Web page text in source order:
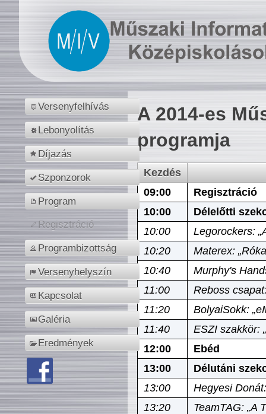
Versenyfelhívás
Lebonyolítás
Díjazás
Szponzorok
Program
Regisztráció
Programbizottság
Versenyhelyszín
Kapcsolat
Galéria
Eredmények
A 2014-es
programja
Kezdés
09:00
Regisztráció
10:00
Délelőtti
10:00
Legorockers:
10:20
Materex:
10:40
Murphy's
11:00
Reboss
11:20
BolyaiSokk:
11:40
ESZI szakkör:
12:00
Ebéd
13:00
Délutáni
13:00
Hegyesi
13:20
TeamTAG: „A